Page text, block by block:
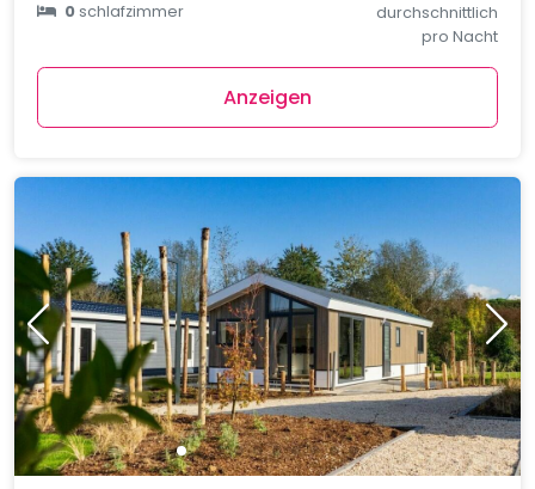
0schlafzimmer
durchschnittlich
pro Nacht
Anzeigen